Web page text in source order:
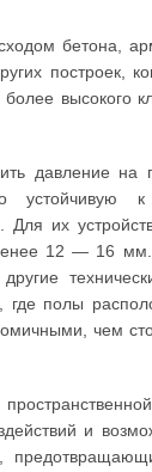
бетона,
построек,
более
давление
Для их
12 — 16 мм.
полы
чем
и